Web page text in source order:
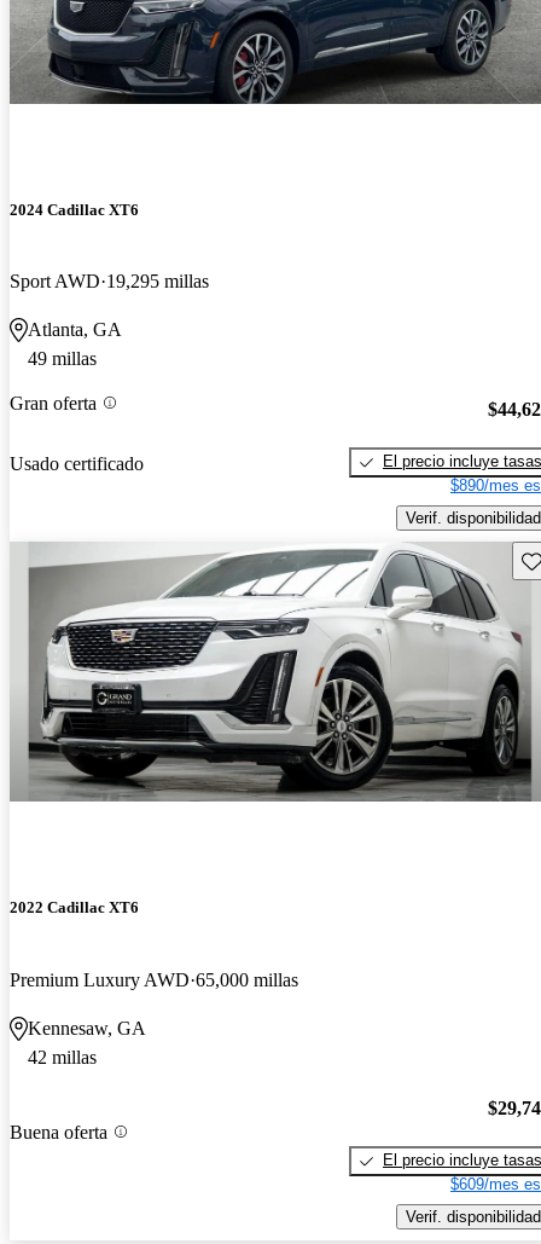
2024 Cadillac XT6
Sport AWD 19,295 millas
Atlanta, GA
49 millas
Gran oferta
Usado certificado
El precio incluye tasas
$890/mes
Verif. disponibilidad
2022 Cadillac XT6
Premium Luxury AWD 65,000 millas
Kennesaw, GA
42 millas
Buena oferta
El precio incluye tasas
$609/mes
Verif. disponibilidad